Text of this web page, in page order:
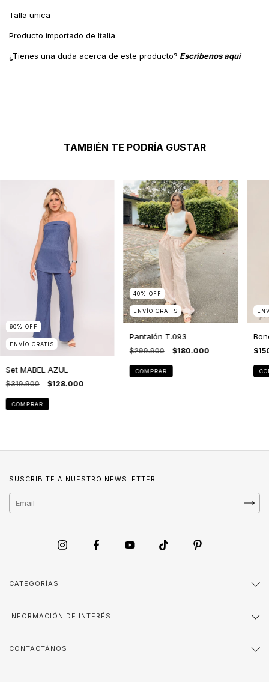
Talla unica
Producto importado de Italia
¿Tienes una duda acerca de este producto? Escríbenos aquí
TAMBIÉN TE PODRÍA GUSTAR
60% OFF
ENVÍO GRATIS
Set MABEL AZUL
$319.900 $128.000
COMPRAR
40% OFF
ENVÍO GRATIS
Pantalón T.093
$299.900 $180.000
COMPRAR
SUSCRIBITE A NUESTRO NEWSLETTER
CATEGORÍAS
INFORMACIÓN DE INTERÉS
CONTACTÁNOS